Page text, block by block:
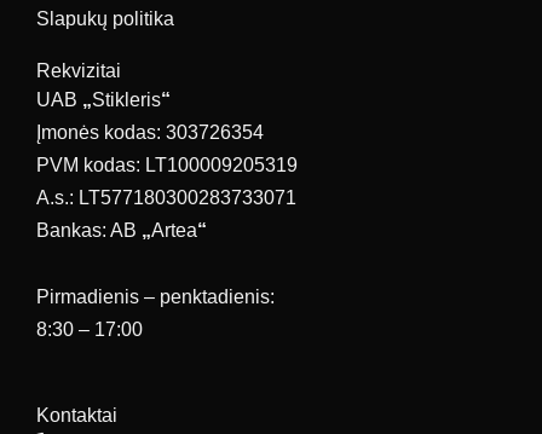
Slapukų politika
Rekvizitai
UAB „Stikleris“
Įmonės kodas: 303726354
PVM kodas: LT100009205319
A.s.: LT577180300283733071
Bankas: AB „Artea“
Pirmadienis – penktadienis:
8:30 – 17:00
Kontaktai